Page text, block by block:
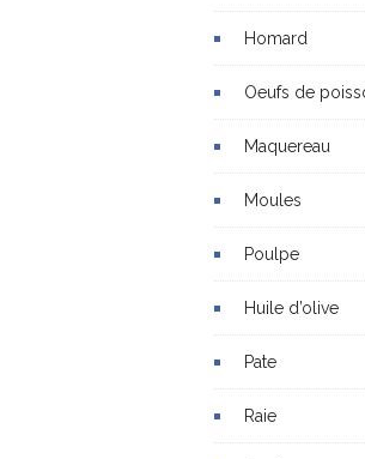
Homard
Oeufs de
Maquereau
Moules
Poulpe
Huile d’olive
Pate
Raie